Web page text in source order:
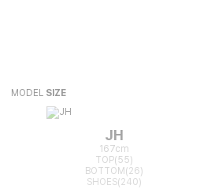
MODEL SIZE
JH
167cm
TOP(55)
BOTTOM(26)
SHOES(240)